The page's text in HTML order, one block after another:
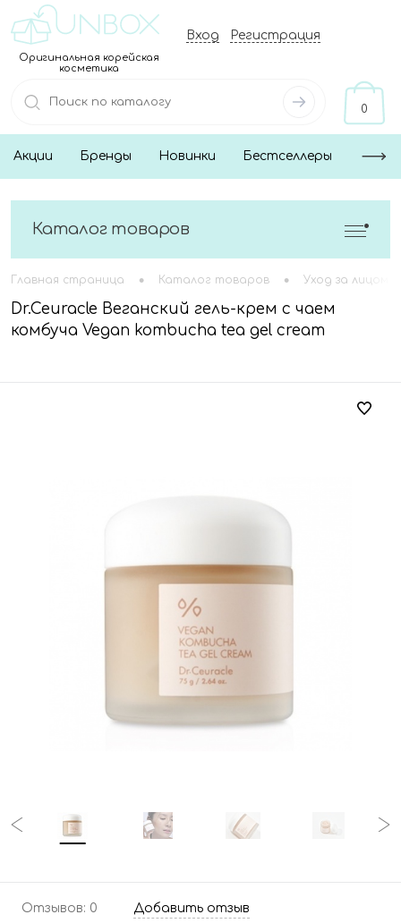
Оригинальная корейская
косметика
Вход Регистрация
0
Акции Бренды Новинки Бестселлеры
Каталог товаров
Главная страница • Каталог товаров • Уход за лицом
Dr.Ceuracle Веганский гель-крем с чаем
комбуча Vegan kombucha tea gel cream
Отзывов: 0 Добавить отзыв